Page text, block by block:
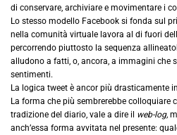
di conservare, archiviare e movimentare i
Lo stesso modello Facebook si fonda sul
nella comunità virtuale lavora al di fuori
percorrendo piuttosto la sequenza
alludono a fatti, o, ancora, a immagini che
sentimenti.
La logica tweet è ancor più drasticamente
La forma che più sembrerebbe colloquiare
tradizione del diario, vale a dire il web-log,
anch’essa forma avvitata nel presente: